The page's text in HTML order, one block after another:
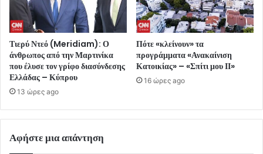
Τιερύ Ντεό (Meridiam): Ο
άνθρωπος από την Μαρτινίκα
που έλυσε τον γρίφο διασύνδεσης
Ελλάδας – Κύπρου
13 ώρες ago
Πότε «κλείνουν» τα
προγράμματα «Ανακαίνιση
Κατοικίας» – «Σπίτι μου ΙΙ»
16 ώρες ago
Αφήστε μια απάντηση